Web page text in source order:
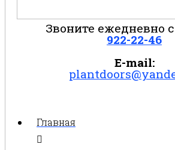
Звоните ежедневно с
922-22-46
E-mail:
Главная